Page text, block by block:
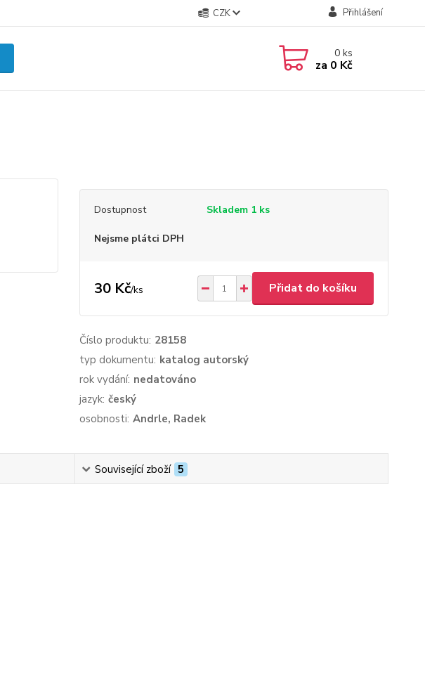
CZK Přihlášení
0ks
za 0 Kč
Dostupnost Skladem 1 ks
Nejsme plátci DPH
30 Kč/ks Přidat do košíku
Číslo produktu: 28158
typ dokumentu: katalog autorský
rok vydání: nedatováno
jazyk: český
osobnosti: Andrle, Radek
Související zboží 5